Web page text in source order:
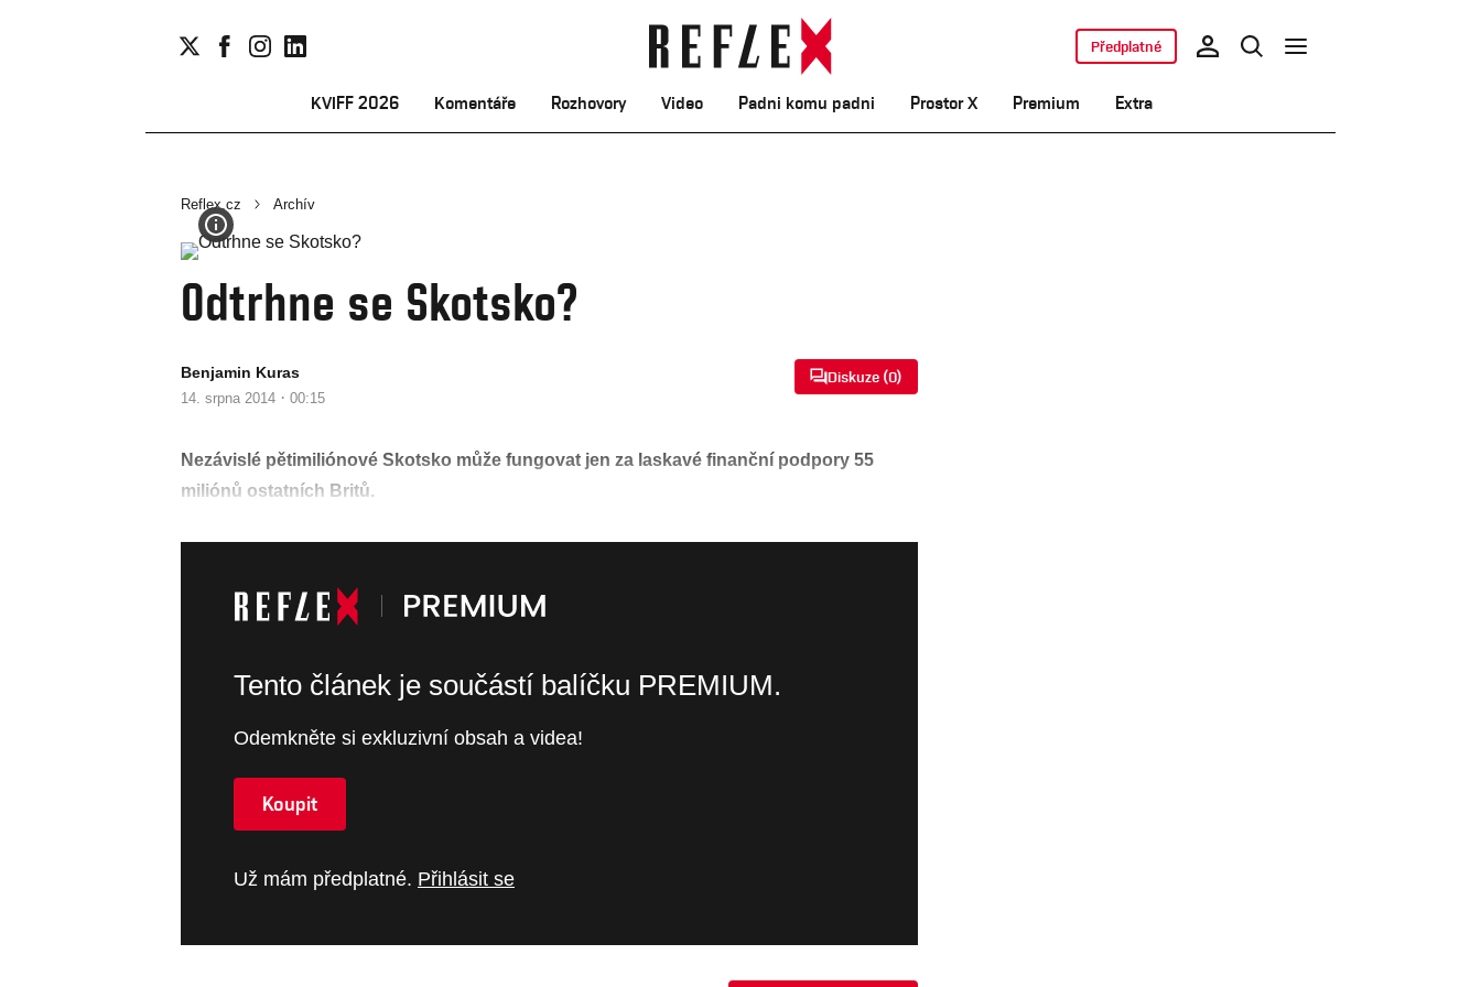
KVIFF 2026 Komentáře Rozhovory Video Padni komu padni Prostor X Premium Extra
Předplatné
Reflex.cz Archív
Odtrhne se Skotsko?
Benjamin Kuras
14. srpna 2014 · 00:15
Diskuze (0)
Nezávislé pětimiliónové Skotsko může fungovat jen za laskavé finanční podpory 55
miliónů ostatních Britů.
Tento článek je součástí balíčku PREMIUM.
Odemkněte si exkluzivní obsah a videa!
Koupit
Už mám předplatné. Přihlásit se